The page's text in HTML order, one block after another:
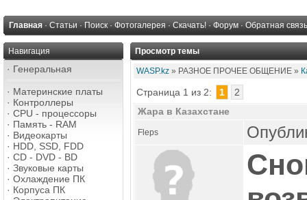
Главная · Статьи · Поиск · Фотогалерея · Скачать! · Форум · Обратная связь
Навигация
· Генеральная
· Материнские платы
· Контроллеры
· CPU - процессоры
· Память - RAM
· Видеокарты
· HDD, SSD, FDD
· CD - DVD - BD
· Звуковые карты
· Охлаждение ПК
· Корпуса ПК
Просмотр темы
WASP.kz » РАЗНОЕ ПРОЧЕЕ ОБЩЕНИЕ »
Страница 1 из 2: 1
2
Жара в Казахстане
Fleps